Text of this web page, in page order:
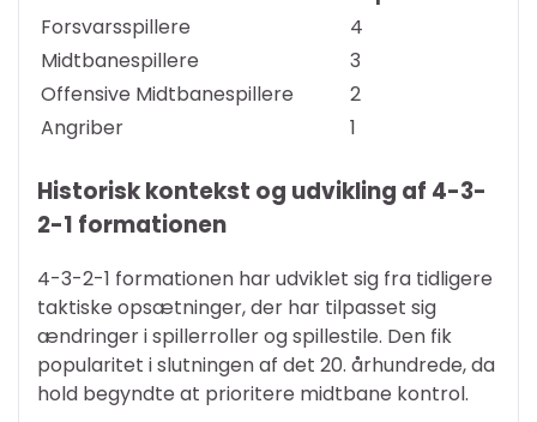
Forsvarsspillere
4
Midtbanespillere
3
Offensive Midtbanespillere
2
Angriber
1
Historisk kontekst og udvikling af 4-3-
2-1 formationen
4-3-2-1 formationen har udviklet sig fra tidligere
taktiske opsætninger, der har tilpasset sig
ændringer i spillerroller og spillestile. Den fik
popularitet i slutningen af det 20. århundrede, da
hold begyndte at prioritere midtbane kontrol.